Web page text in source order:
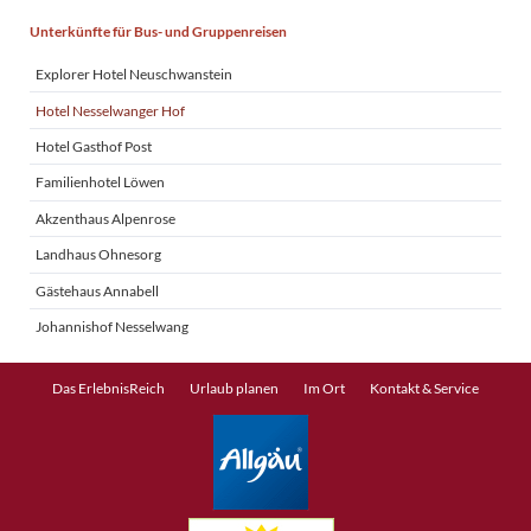
Navigation
Unterkünfte für Bus- und Gruppenreisen
Explorer Hotel Neuschwanstein
Hotel Nesselwanger Hof
Hotel Gasthof Post
Familienhotel Löwen
Akzenthaus Alpenrose
Landhaus Ohnesorg
Gästehaus Annabell
Johannishof Nesselwang
Navigation
Das ErlebnisReich Urlaub planen Im Ort Kontakt & Service